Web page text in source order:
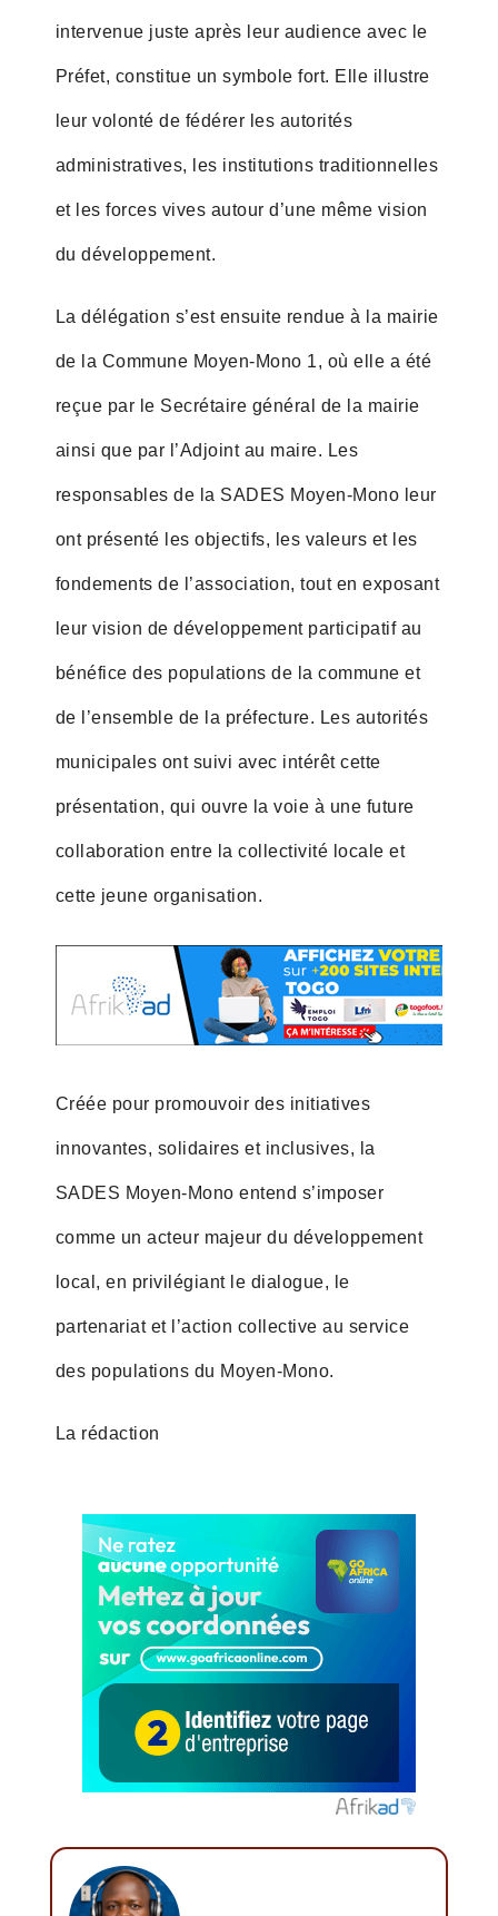
intervenue juste après leur audience avec le
Préfet, constitue un symbole fort. Elle illustre
leur volonté de fédérer les autorités
administratives, les institutions traditionnelles
et les forces vives autour d’une même vision
du développement.
La délégation s’est ensuite rendue à la mairie
de la Commune Moyen-Mono 1, où elle a été
reçue par le Secrétaire général de la mairie
ainsi que par l’Adjoint au maire. Les
responsables de la SADES Moyen-Mono leur
ont présenté les objectifs, les valeurs et les
fondements de l’association, tout en exposant
leur vision de développement participatif au
bénéfice des populations de la commune et
de l’ensemble de la préfecture. Les autorités
municipales ont suivi avec intérêt cette
présentation, qui ouvre la voie à une future
collaboration entre la collectivité locale et
cette jeune organisation.
Créée pour promouvoir des initiatives
innovantes, solidaires et inclusives, la
SADES Moyen-Mono entend s’imposer
comme un acteur majeur du développement
local, en privilégiant le dialogue, le
partenariat et l’action collective au service
des populations du Moyen-Mono.
La rédaction